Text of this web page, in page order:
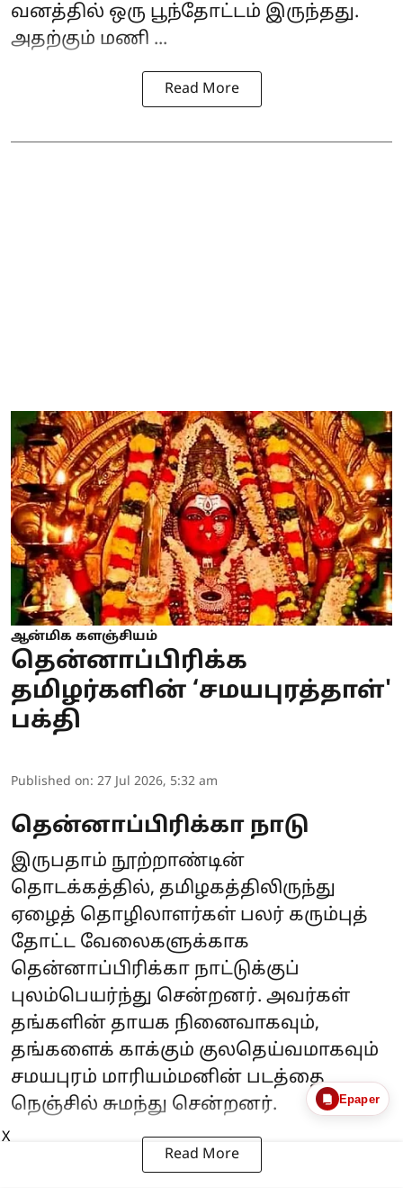
வனத்தில் ஒரு பூந்தோட்டம் இருந்தது.
அதற்கும் மணி ...
Read More
ஆன்மிக களஞ்சியம்
தென்னாப்பிரிக்க
தமிழர்களின் ‘சமயபுரத்தாள்'
பக்தி
Published on: 27 Jul 2026, 5:32 am
தென்னாப்பிரிக்கா நாடு
இருபதாம் நூற்றாண்டின்
தொடக்கத்தில், தமிழகத்திலிருந்து
ஏழைத் தொழிலாளர்கள் பலர் கரும்புத்
தோட்ட வேலைகளுக்காக
தென்னாப்பிரிக்கா நாட்டுக்குப்
புலம்பெயர்ந்து சென்றனர். அவர்கள்
தங்களின் தாயக நினைவாகவும்,
தங்களைக் காக்கும் குலதெய்வமாகவும்
சமயபுரம் மாரியம்மனின் படத்தை
நெஞ்சில் சுமந்து சென்றனர்.
Read More
Epaper
X